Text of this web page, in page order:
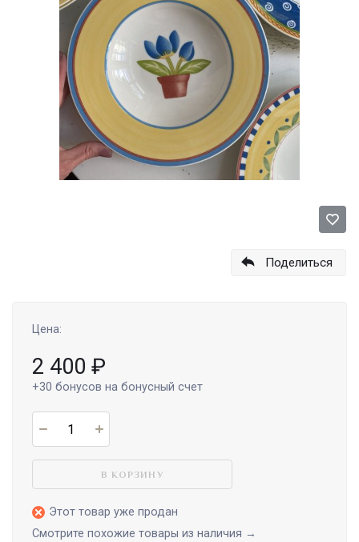
Поделиться
Цена:
2 400 ₽
+30 бонусов на бонусный счет
В КОРЗИНУ
Этот товар уже продан
Смотрите похожие товары из наличия →